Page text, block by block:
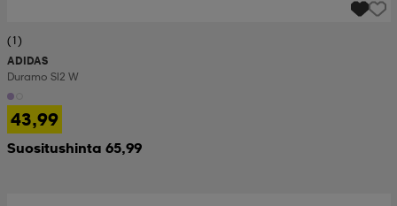
(1)
ADIDAS
Duramo Sl2 W
43,99
Suositushinta 65,99